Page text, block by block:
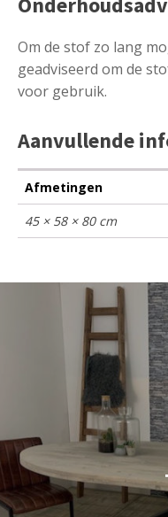
Om de stof zo lang
geadviseerd om de
voor gebruik.
Aanvullende
Afmetingen
45 × 58 × 80 cm